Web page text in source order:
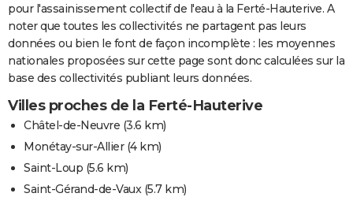
pour l'assainissement collectif de l'eau à la Ferté-Hauterive. A
noter que toutes les collectivités ne partagent pas leurs
données ou bien le font de façon incomplète : les moyennes
nationales proposées sur cette page sont donc calculées sur la
base des collectivités publiant leurs données.
Villes proches de la Ferté-Hauterive
Châtel-de-Neuvre (3.6 km)
Monétay-sur-Allier(4 km)
Saint-Loup (5.6 km)
Saint-Gérand-de-Vaux(5.7 km)